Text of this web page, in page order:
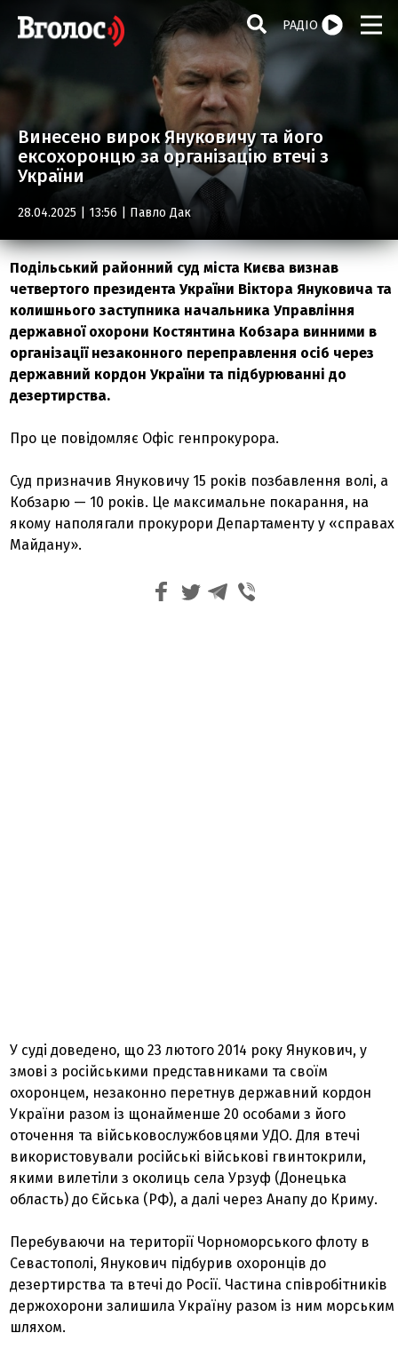
РАДІО
Винесено вирок Януковичу та його
ексохоронцю за організацію втечі з
України
28.04.2025 | 13:56 | Павло Дак
Подільський районний суд міста Києва визнав
четвертого президента України Віктора Януковича та
колишнього заступника начальника Управління
державної охорони Костянтина Кобзара винними в
організації незаконного переправлення осіб через
державний кордон України та підбурюванні до
дезертирства.
Про це повідомляє Офіс генпрокурора.
Суд призначив Януковичу 15 років позбавлення волі, а
Кобзарю — 10 років. Це максимальне покарання, на
якому наполягали прокурори Департаменту у «справах
Майдану».
У суді доведено, що 23 лютого 2014 року Янукович, у
змові з російськими представниками та своїм
охоронцем, незаконно перетнув державний кордон
України разом із щонайменше 20 особами з його
оточення та військовослужбовцями УДО. Для втечі
використовували російські військові гвинтокрили,
якими вилетіли з околиць села Урзуф (Донецька
область) до Єйська (РФ), а далі через Анапу до Криму.
Перебуваючи на території Чорноморського флоту в
Севастополі, Янукович підбурив охоронців до
дезертирства та втечі до Росії. Частина співробітників
держохорони залишила Україну разом із ним морським
шляхом.